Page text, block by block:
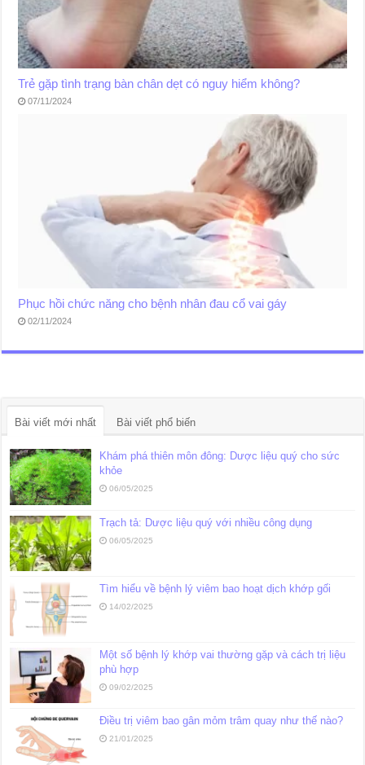
Trẻ gặp tình trạng bàn chân dẹt có nguy hiểm không?
07/11/2024
Phục hồi chức năng cho bệnh nhân đau cổ vai gáy
02/11/2024
Bài viết mới nhất Bài viết phổ biến
Khám phá thiên môn đông: Dược liệu quý cho sức
khỏe
06/05/2025
Trạch tả: Dược liệu quý với nhiều công dụng
06/05/2025
Tìm hiểu về bệnh lý viêm bao hoạt dịch khớp gối
14/02/2025
Một số bệnh lý khớp vai thường gặp và cách trị liệu
phù hợp
09/02/2025
Điều trị viêm bao gân mỏm trâm quay như thế nào?
21/01/2025